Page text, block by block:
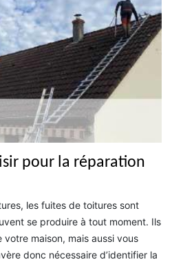
pour la réparation
les fuites de toitures sont
se produire à tout moment. Ils
maison, mais aussi vous
donc nécessaire d’identifier la